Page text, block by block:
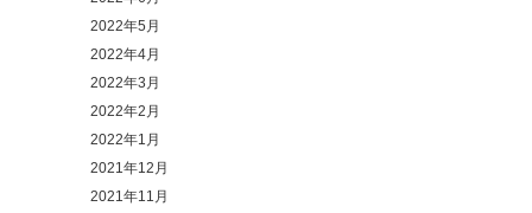
2022年5月
2022年4月
2022年3月
2022年2月
2022年1月
2021年12月
2021年11月